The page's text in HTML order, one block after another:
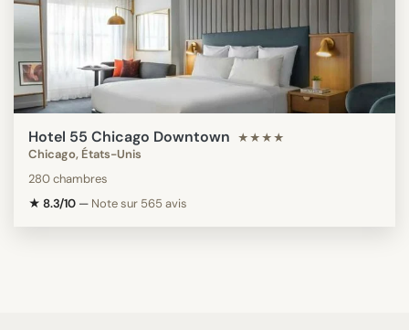
Hotel 55 Chicago Downtown ★★★★
Chicago, États-Unis
280 chambres
★ 8.3/10 — Note sur 565 avis